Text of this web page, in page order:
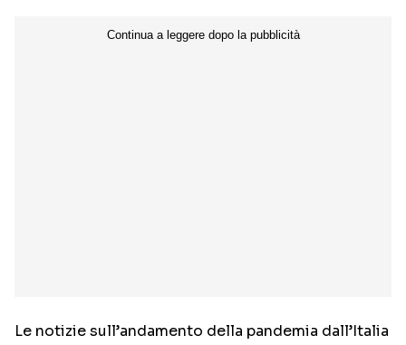
Le notizie sull’andamento della pandemia dall’Italia